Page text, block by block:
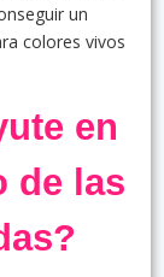
un
colores vivos
en
de las